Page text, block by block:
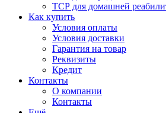
ТСР для домашней
Как купить
Условия оплаты
Условия доставки
Гарантия на товар
Реквизиты
Кредит
Контакты
О компании
Контакты